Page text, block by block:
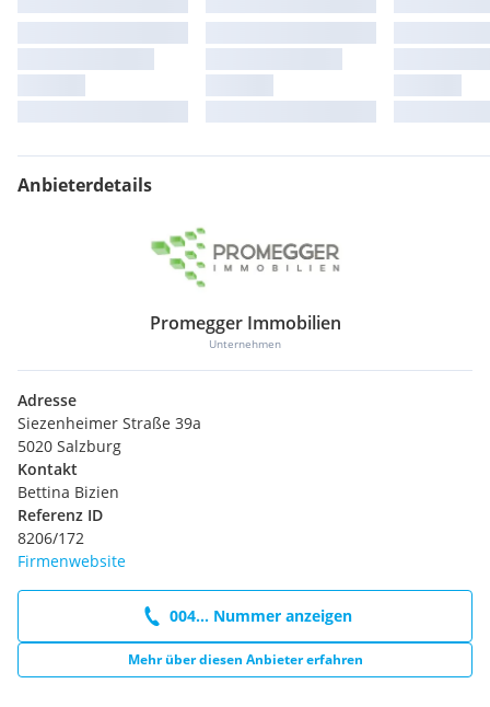
Wir weisen darauf hin, dass zwischen dem Vermittler und
dem zu vermittelnden Dritten ein familiäres oder
wirtschaftliches Naheverhältnis besteht.
Anbieterdetails
Promegger Immobilien
Unternehmen
Adresse
Siezenheimer Straße 39a
5020 Salzburg
Kontakt
Bettina Bizien
Referenz ID
8206/172
Firmenwebsite
004... Nummer anzeigen
Mehr über diesen Anbieter erfahren